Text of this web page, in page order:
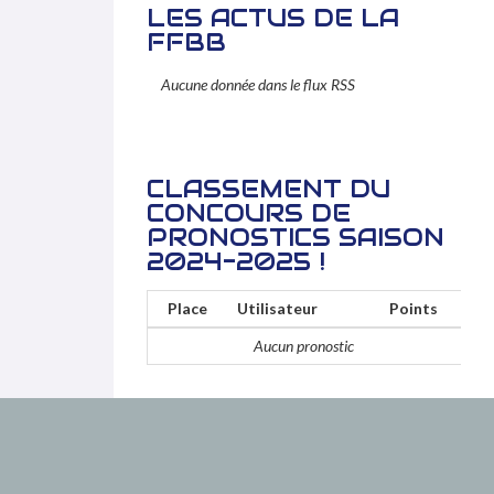
LES ACTUS DE LA
FFBB
Aucune donnée dans le flux RSS
CLASSEMENT DU
CONCOURS DE
PRONOSTICS SAISON
2024-2025 !
Place Utilisateur
Points
Aucun pronostic